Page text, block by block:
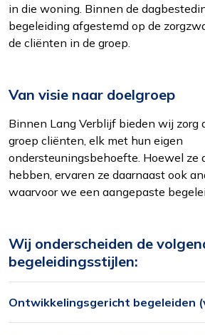
in die woning. Binnen de
begeleiding afgestemd op de
de cliënten in de groep.
Van visie naar doelgroep
Binnen Lang Verblijf bieden wij zorg
groep cliënten, elk met hun eigen
ondersteuningsbehoefte. Hoewel ze
hebben, ervaren ze daarnaast ook
waarvoor we een aangepaste
Wij onderscheiden de
begeleidingsstijlen:
Ontwikkelingsgericht begeleiden